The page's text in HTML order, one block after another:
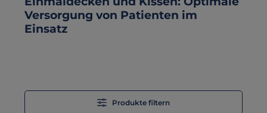
Versorgung von Patienten im
Einsatz
Produkte filtern